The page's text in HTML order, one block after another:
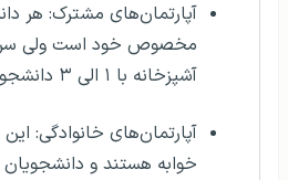
آپارتمان‌های مشترک: هر
مخصوص خود است ولی
آشپزخانه با ۱ الی ۳ دانشجوی دیگر مشترک است.
خوابه هستند و دانشجویان